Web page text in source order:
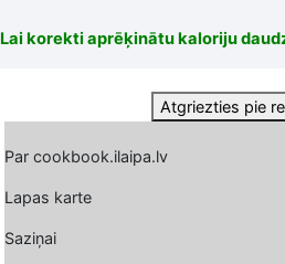
Lai korekti aprēķinātu kaloriju
Atgriezties pie
Par cookbook.ilaipa.lv
Lapas karte
Saziņai